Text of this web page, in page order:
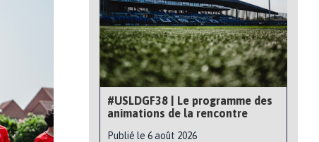
#USLDGF38 | Le programme des
animations de la rencontre
Publié le 6 août 2026